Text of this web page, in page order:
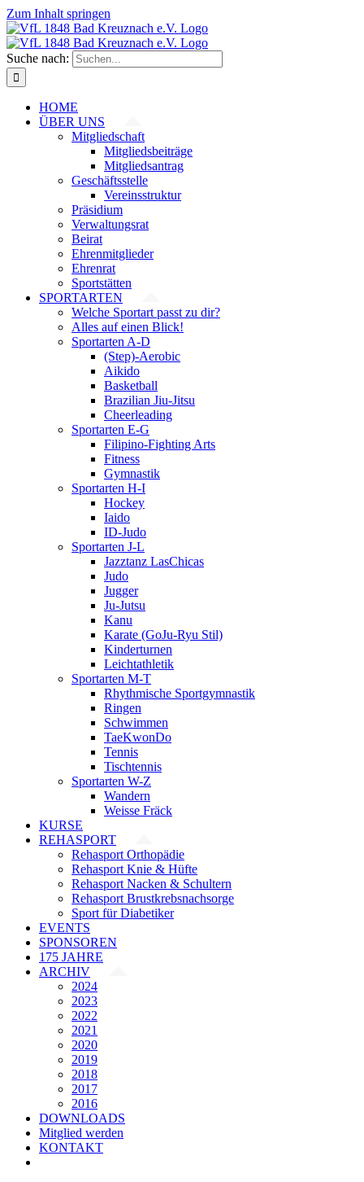
Zum Inhalt springen
Suche nach:
HOME
ÜBER UNS
Mitgliedschaft
Mitgliedsbeiträge
Mitgliedsantrag
Geschäftsstelle
Vereinsstruktur
Präsidium
Verwaltungsrat
Beirat
Ehrenmitglieder
Ehrenrat
Sportstätten
SPORTARTEN
Welche Sportart passt zu dir?
Alles auf einen Blick!
Sportarten A-D
(Step)-Aerobic
Aikido
Basketball
Brazilian Jiu-Jitsu
Cheerleading
Sportarten E-G
Filipino-Fighting Arts
Fitness
Gymnastik
Sportarten H-I
Hockey
Iaido
ID-Judo
Sportarten J-L
Jazztanz LasChicas
Judo
Jugger
Ju-Jutsu
Kanu
Karate (GoJu-Ryu Stil)
Kinderturnen
Leichtathletik
Sportarten M-T
Rhythmische Sportgymnastik
Ringen
Schwimmen
TaeKwonDo
Tennis
Tischtennis
Sportarten W-Z
Wandern
Weisse Fräck
KURSE
REHASPORT
Rehasport Orthopädie
Rehasport Knie & Hüfte
Rehasport Nacken & Schultern
Rehasport Brustkrebsnachsorge
Sport für Diabetiker
EVENTS
SPONSOREN
175 JAHRE
ARCHIV
2024
2023
2022
2021
2020
2019
2018
2017
2016
DOWNLOADS
Mitglied werden
KONTAKT